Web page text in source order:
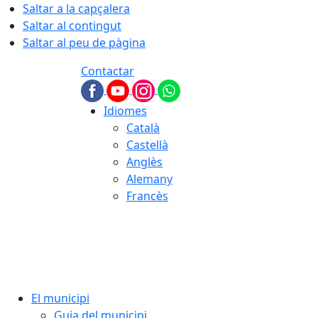
Saltar a la capçalera
Saltar al contingut
Saltar al peu de pàgina
Contactar
Idiomes
Català
Castellà
Anglès
Alemany
Francès
El municipi